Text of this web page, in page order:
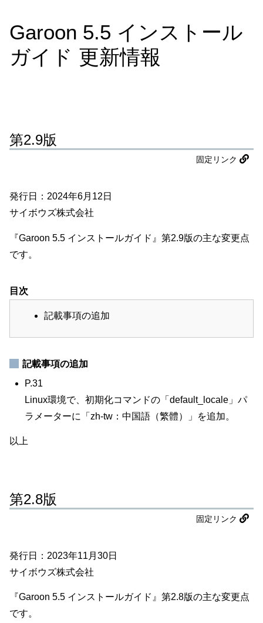
Garoon 5.5 インストール
ガイド 更新情報
第2.9版
固定リンク
発行日：2024年6月12日
サイボウズ株式会社
『Garoon 5.5 インストールガイド』第2.9版の主な変更点
です。
目次
記載事項の追加
記載事項の追加
P.31
Linux環境で、初期化コマンドの「default_locale」パ
ラメーターに「zh-tw：中国語（繁體）」を追加。
以上
第2.8版
固定リンク
発行日：2023年11月30日
サイボウズ株式会社
『Garoon 5.5 インストールガイド』第2.8版の主な変更点
です。